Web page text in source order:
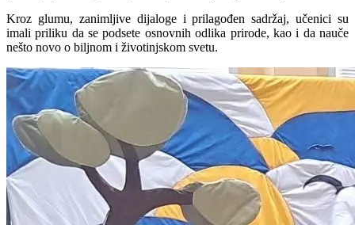
Kroz glumu, zanimljive dijaloge i prilagođen sadržaj, učenici su
imali priliku da se podsete osnovnih odlika prirode, kao i da nauče
nešto novo o biljnom i životinjskom svetu.